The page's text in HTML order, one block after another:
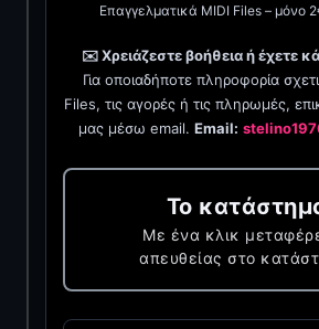
Επαγγελματικά MIDI Files – μόνο
✉️ Χρειάζεστε βοήθεια ή έχετε
Για οποιαδήποτε πληροφορία
Files, τις αγορές ή τις πληρωμές,
μας μέσω email. Email:
Το
Με ένα κλικ
απευθείας στο